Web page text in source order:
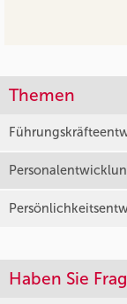
Themen
Haben Sie